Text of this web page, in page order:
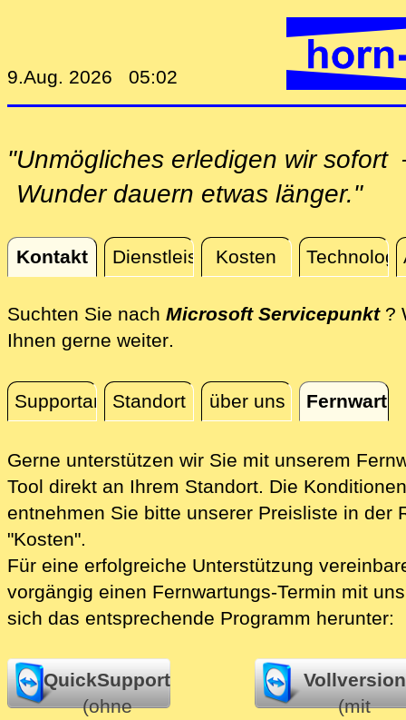
9.Aug. 2026 05:02
"Unmögliches erledigen wir
Wunder dauern etwas länger."
Kontakt Dienstleistungen
Kosten
Kontakt
Suchten Sie nach Microsoft Servicepunkt?
Ihnen gerne weiterdirekt an Ihrem Standort,
.
SupportanfrageStandort über uns
Fernwartung
Gerne unterstützen wir Sie mit unserem
Tool direkt an Ihrem Standort. Die Konditionen
entnehmen Sie bitte unserer Preisliste in der
"Kosten".
Für eine erfolgreiche Unterstützung
vorgängig einen Fernwartungs-Termin mit
sich das entsprechende Programm herunter:
QuickSupport
(ohne
Vollversion
(mit